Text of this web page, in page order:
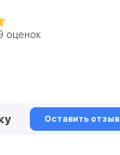
оценок
Оставить отзыв